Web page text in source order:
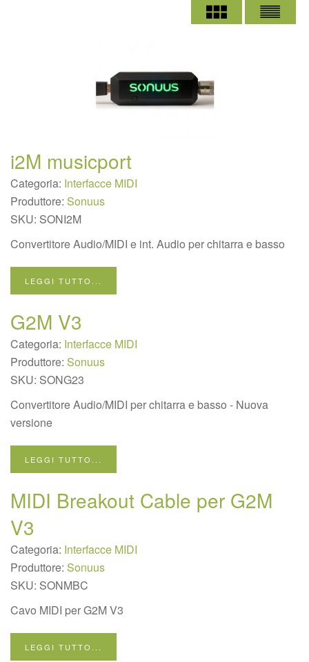
i2M musicport
Categoria: Interfacce MIDI
Produttore: Sonuus
SKU: SONI2M
Convertitore Audio/MIDI e int. Audio per chitarra e basso
LEGGI TUTTO...
G2M V3
Categoria: Interfacce MIDI
Produttore: Sonuus
SKU: SONG23
Convertitore Audio/MIDI per chitarra e basso - Nuova
versione
LEGGI TUTTO...
MIDI Breakout Cable per G2M
V3
Categoria: Interfacce MIDI
Produttore: Sonuus
SKU: SONMBC
Cavo MIDI per G2M V3
LEGGI TUTTO...